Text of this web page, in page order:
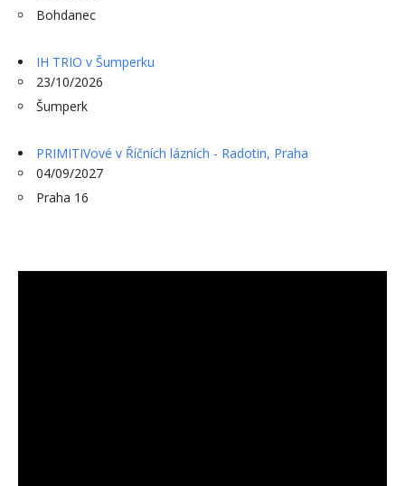
Bohdanec
IH TRIO v Šumperku
23/10/2026
Šumperk
PRIMITIVové v Říčních lázních - Radotin, Praha
04/09/2027
Praha 16